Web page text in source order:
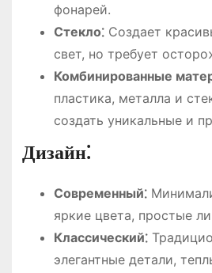
фонарей.
Стекло⁚Создает
свет, но требует
Комбинированные
пластика, металла и
создать уникальные и
Дизайн⁚
Современный⁚
яркие цвета, простые
Классический⁚
элегантные детали,